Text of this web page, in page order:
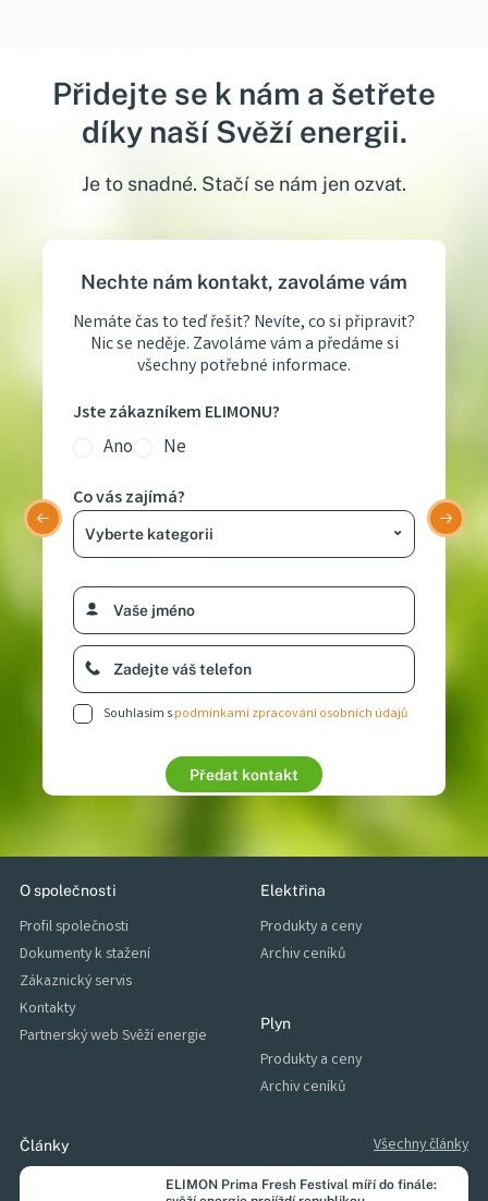
Přidejte se k nám a šetřete
díky naší Svěží energii.
Je to snadné. Stačí se nám jen ozvat.
Nechte nám kontakt, zavoláme vám
Nemáte čas to teď řešit? Nevíte, co si připravit?
Nic se neděje. Zavoláme vám a předáme si
všechny potřebné informace.
Jste zákazníkem ELIMONU?
Ano Ne
Co vás zajímá?
Souhlasím spodmínkami zpracování osobních údajů
Předat kontakt
O společnosti
Profil společnosti
Dokumenty k stažení
Zákaznický servis
Kontakty
Partnerský web Svěží energie
Elektřina
Produkty a ceny
Archiv ceníků
Plyn
Produkty a ceny
Archiv ceníků
Články Všechny články
ELIMON Prima Fresh Festival míří do finále: